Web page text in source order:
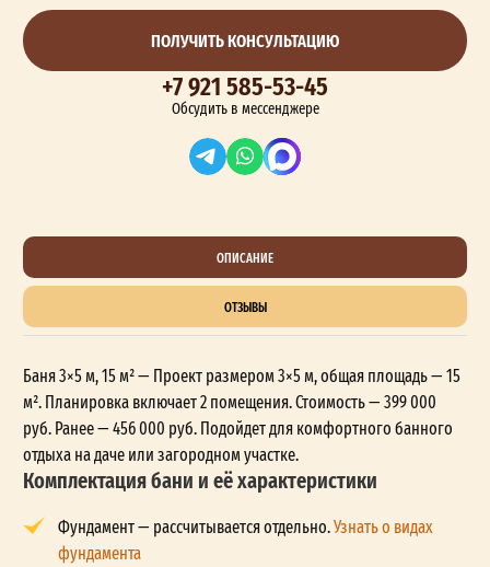
ПОЛУЧИТЬ КОНСУЛЬТАЦИЮ
+7 921 585-53-45
Обсудить в мессенджере
ОПИСАНИЕ
ОТЗЫВЫ
Баня 3×5 м, 15 м² — Проект размером 3×5 м, общая площадь — 15
м². Планировка включает 2 помещения. Стоимость — 399 000
руб. Ранее — 456 000 руб. Подойдет для комфортного банного
отдыха на даче или загородном участке.
Комплектация бани и её характеристики
Фундамент — рассчитывается отдельно.Узнать о видах
фундамента